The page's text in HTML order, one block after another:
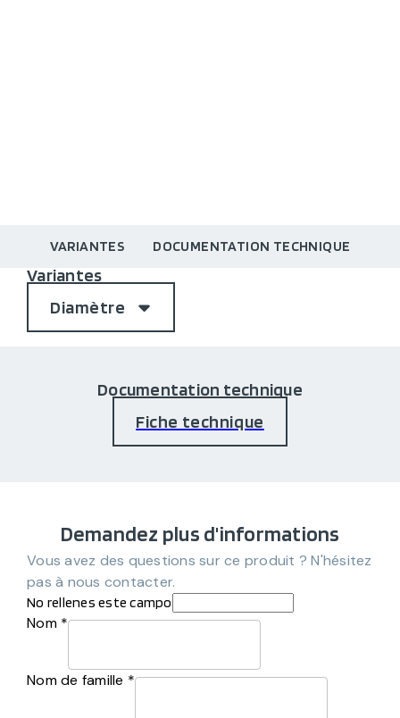
VARIANTES DOCUMENTATION TECHNIQUE
Variantes
Diamètre
Documentation technique
Fiche technique
Demandez plus d'informations
Vous avez des questions sur ce produit ? N'hésitez
pas à nous contacter.
No rellenes este campo
Nom *
Nom de famille *